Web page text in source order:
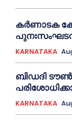
കർണാടക
KARNATAKA
ബിഡദി
KARNATAKA